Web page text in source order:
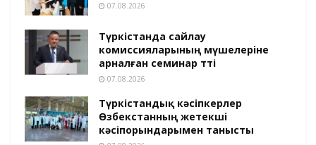
07.08.2026
Түркістанда сайлау
комиссияларының мүшелеріне
арналған семинар өтті
07.08.2026
Түркістандық кәсіпкерлер
Өзбекстанның жетекші
кәсіпорындарымен танысты